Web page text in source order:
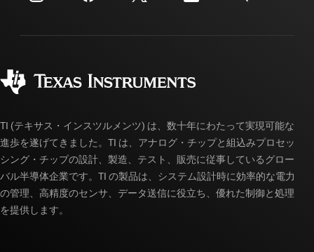
投資家向け情報
製造
myTI アカウントの FAQ
ご注文に関する FAQ
TI (テキサス・インスツルメンツ) は、数十年にわたって実現可能な
進歩を遂げてきました。TI は、アナログ・チップと組込みプロセッ
シング・チップの設計、製造、テスト、販売に従事しているグロー
バル半導体企業です。TI の製品は、システム設計時に効率的な電力
の管理、高精度のセンサ、データ送信に役立ち、優れた制御と処理
を提供します。